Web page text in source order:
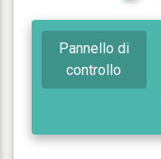
Pannello di
controllo